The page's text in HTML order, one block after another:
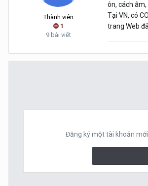
Thành viên
1
9 bài viết
ôn, cách
Tại VN, có
trang Web
Đăng ký một tài khoản